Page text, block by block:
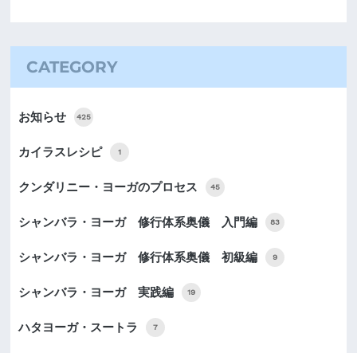
CATEGORY
お知らせ 425
カイラスレシピ 1
クンダリニー・ヨーガのプロセス 45
シャンバラ・ヨーガ 修行体系奥儀 入門編 83
シャンバラ・ヨーガ 修行体系奥儀 初級編 9
シャンバラ・ヨーガ 実践編 19
ハタヨーガ・スートラ 7